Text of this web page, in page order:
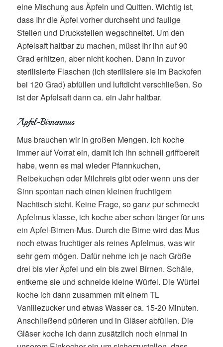
eine Mischung aus Äpfeln und Quitten. Wichtig ist,
dass Ihr die Äpfel vorher durchseht und faulige
Stellen und Druckstellen wegschneitet. Um den
Apfelsaft haltbar zu machen, müsst Ihr ihn auf 90
Grad erhitzen, aber nicht kochen. Dann in zuvor
sterilisierte Flaschen (ich sterilisiere sie im Backofen
bei 120 Grad) abfüllen und luftdicht verschließen. So
ist der Apfelsaft dann ca. ein Jahr haltbar.
Apfel-Birnenmus
Mus brauchen wir In großen Mengen. Ich koche
immer auf Vorrat ein, damit ich ihn schnell griffbereit
habe, wenn es mal wieder Pfannkuchen,
Reibekuchen oder Milchreis gibt oder wenn uns der
Sinn spontan nach einen kleinen fruchtigem
Nachtisch steht. Keine Frage, so ganz pur schmeckt
Apfelmus klasse, ich koche aber schon länger für uns
ein Apfel-Birnen-Mus. Durch die Birne wird das Mus
noch etwas fruchtiger als reines Apfelmus, was wir
sehr gern mögen. Dafür nehme ich je nach Größe
drei bis vier Äpfel und ein bis zwei Birnen. Schäle,
entkerne sie und schneide kleine Würfel. Die Würfel
koche ich dann zusammen mit einem TL
Vanillezucker und etwas Wasser ca. 15-20 Minuten.
Anschließend pürieren und in Gläser abfüllen. Die
Gläser koche ich dann zusätzlich noch einmal in